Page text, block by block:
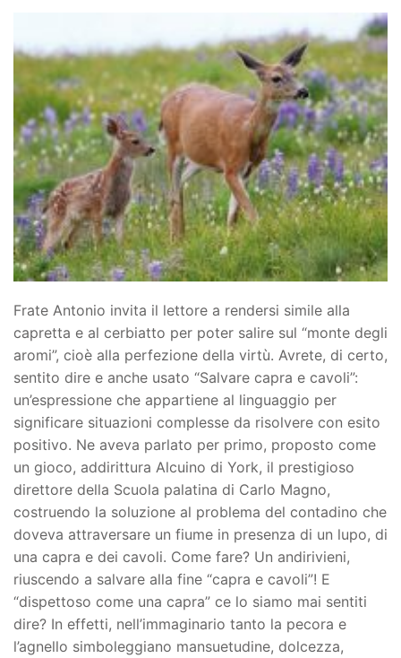
Frate Antonio invita il lettore a rendersi simile alla
capretta e al cerbiatto per poter salire sul “monte degli
aromi”, cioè alla perfezione della virtù. Avrete, di certo,
sentito dire e anche usato “Salvare capra e cavoli”:
un’espressione che appartiene al linguaggio per
significare situazioni complesse da risolvere con esito
positivo. Ne aveva parlato per primo, proposto come
un gioco, addirittura Alcuino di York, il prestigioso
direttore della Scuola palatina di Carlo Magno,
costruendo la soluzione al problema del contadino che
doveva attraversare un fiume in presenza di un lupo, di
una capra e dei cavoli. Come fare? Un andirivieni,
riuscendo a salvare alla fine “capra e cavoli”! E
“dispettoso come una capra” ce lo siamo mai sentiti
dire? In effetti, nell’immaginario tanto la pecora e
l’agnello simboleggiano mansuetudine, dolcezza,